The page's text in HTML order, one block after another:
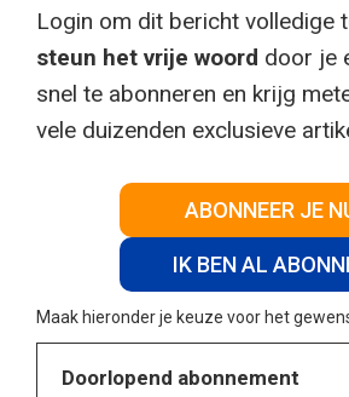
Login om dit bericht volledige
steun het vrije woord door je
snel te abonneren en krijg
vele duizenden exclusieve
ABONNEER JE
IK BEN AL
Maak hieronder je keuze voor het
Doorlopend abonnement